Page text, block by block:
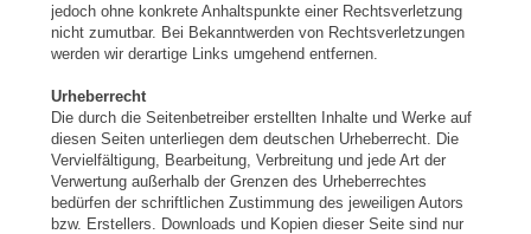
jedoch ohne konkrete Anhaltspunkte einer Rechtsverletzung
nicht zumutbar. Bei Bekanntwerden von Rechtsverletzungen
werden wir derartige Links umgehend entfernen.
Urheberrecht
Die durch die Seitenbetreiber erstellten Inhalte und Werke auf
diesen Seiten unterliegen dem deutschen Urheberrecht. Die
Vervielfältigung, Bearbeitung, Verbreitung und jede Art der
Verwertung außerhalb der Grenzen des Urheberrechtes
bedürfen der schriftlichen Zustimmung des jeweiligen Autors
bzw. Erstellers. Downloads und Kopien dieser Seite sind nur